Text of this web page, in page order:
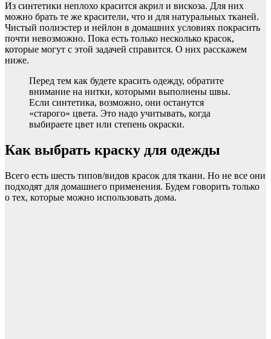
Из синтетики неплохо красится акрил и вискоза. Для них
можно брать те же красители, что и для натуральных тканей.
Чистый полиэстер и нейлон в домашних условиях покрасить
почти невозможно. Пока есть только несколько красок,
которые могут с этой задачей справится. О них расскажем
ниже.
Перед тем как будете красить одежду, обратите
внимание на нитки, которыми выполнены швы.
Если синтетика, возможно, они останутся
«старого» цвета. Это надо учитывать, когда
выбираете цвет или степень окраски.
Как выбрать краску для одежды
Всего есть шесть типов/видов красок для ткани. Но не все они
подходят для домашнего применения. Будем говорить только
о тех, которые можно использовать дома.